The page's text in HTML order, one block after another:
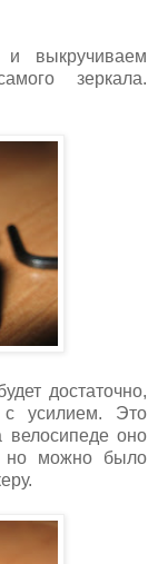
выкручиваем
зеркала.
достаточно,
с усилием. Это
велосипеде оно
но можно было